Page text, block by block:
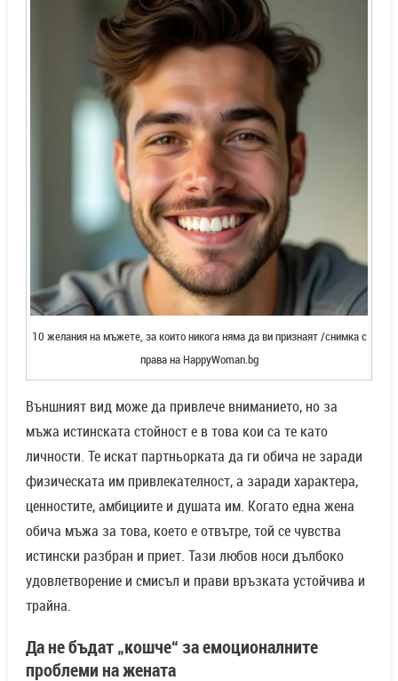
10 желания на мъжете, за които никога няма да ви признаят /снимка с
права на HappyWoman.bg
Външният вид може да привлече вниманието, но за
мъжа истинската стойност е в това кои са те като
личности. Те искат партньорката да ги обича не заради
физическата им привлекателност, а заради характера,
ценностите, амбициите и душата им. Когато една жена
обича мъжа за това, което е отвътре, той се чувства
истински разбран и приет. Тази любов носи дълбоко
удовлетворение и смисъл и прави връзката устойчива и
трайна.
Да не бъдат „кошче“ заемоционалните
проблеми на жената